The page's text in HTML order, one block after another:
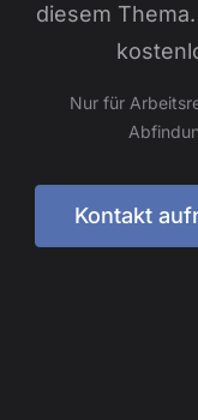
diesem
Nur für
Kontakt